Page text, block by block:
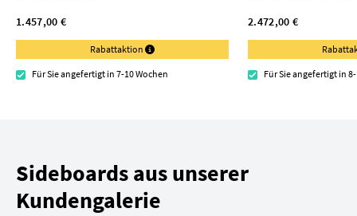
1.457,00 €
Rabattaktion
Für Sie angefertigt in 7-10 Wochen
2.472,00 €
Für Sie angefertigt in
Sideboards aus unserer
Kundengalerie